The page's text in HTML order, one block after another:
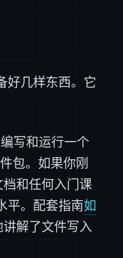
好几样东西。它
写和运行一个
包。如果你刚
和任何入门课
平。配套指南如
解了文件写入